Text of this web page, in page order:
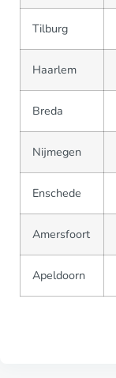
Tilburg
Haarlem
Breda
Nijmegen
Enschede
Amersfoort
Apeldoorn